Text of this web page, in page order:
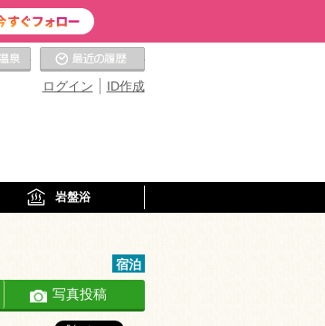
ID作成
ログイン
お気に入りの温泉
岩盤浴
宿泊
写真投稿